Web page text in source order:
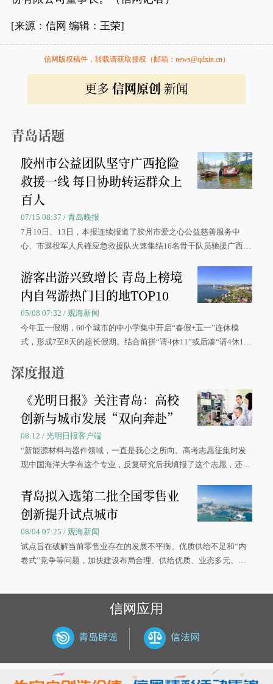
[来源：信网 编辑：王荣]
信网版权稿件，转载请获取授权（邮箱：news@qdxin.cn）
更多 信网原创 新闻
青岛话题
胶州市公益团队坚守广西抢险
救援一线 每日协助转运群众上
百人
07/15 08:37 / 青岛晚报
7月10日、13日，本报连续报道了胶州市爱之心公益慈善服务中
心、市退役军人兵锋应急救援队火速集结16名骨干队员驰援广西灾
游客出游兴致增长 青岛上榜境
内自驾游热门目的地TOP10
05/08 07:32 / 观海新闻
今年五一假期，60个城市的中小学集中开启“春假+五一”连休模
式，形成7至8天的超长假期。结合前拼“请4休11”或后凑“请4休1
深度报道
《光明日报》关注青岛：高校
创新与城市发展“双向奔赴”
08:12 / 光明日报客户端
“新能源材料与器件领域，一直是我心之所向。高考志愿征集时发
现中国海洋大学有这个专业，反复研究后我填报了这个志愿，还真
大学材料科学与工程学院材料类专业的录取通知书。
青岛拟入选第二批全国零售业
创新提升试点城市
08/04 07:25 / 观海新闻
试点旨在破解当前零售业存在的发展不平衡、优质供给不足和“内
卷式”竞争等问题，加快建设布局合理、供给优质、业态多元、智
信网应用